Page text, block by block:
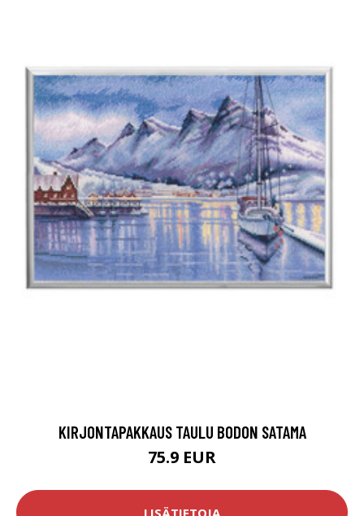
KIRJONTAPAKKAUS TAULU BODON SATAMA
75.9 EUR
LISÄTIETOJA